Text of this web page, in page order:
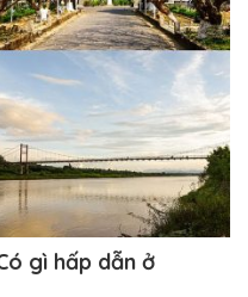
gì hấp dẫn ở